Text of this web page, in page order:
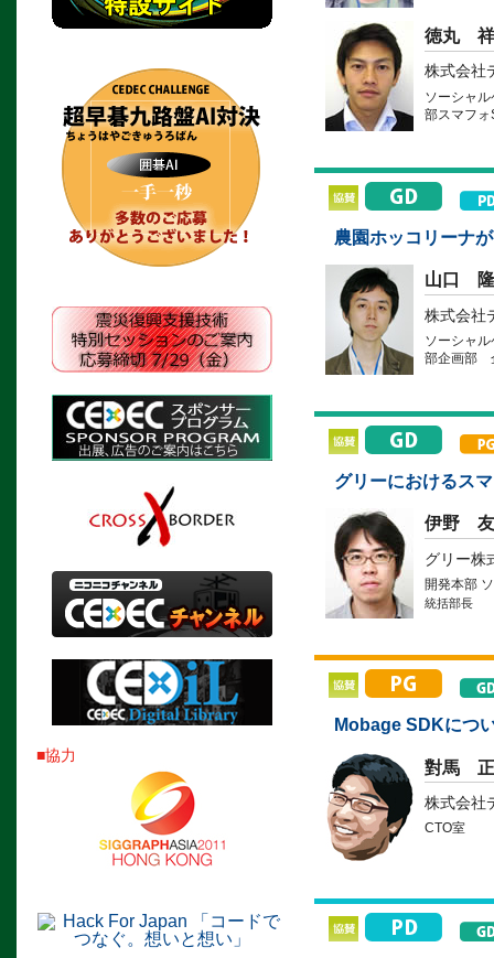
徳丸 祥
株式会社
ソーシャ
部スマフ
農園ホッコリーナ
山口
株式会社
ソーシャ
部企画部
グリーにおけるス
伊野
グリー株
開発本部
統括部長
Mobage SDKにつ
對馬 正
株式会社
CTO室
■協力